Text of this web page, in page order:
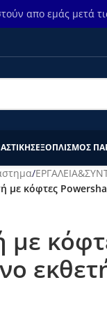
απο εμάς μετά
ΕΞΟΠΛΙΣΜΟΣ
/
με κόφτες
με